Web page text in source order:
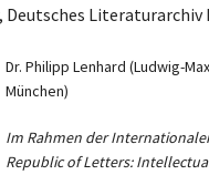
Deutsches Literaturarchiv
Dr. Philipp Lenhard (Ludwig-
München)
Im Rahmen der
Republic of Letters: